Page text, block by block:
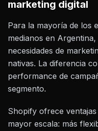
marketing digital
Para la mayoría de los
medianos en
necesidades de
nativas. La diferencia
performance de
segmento.
Shopify ofrece
mayor escala: más